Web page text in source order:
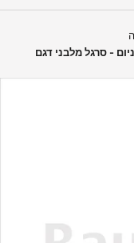
- סרגל מלבני דגם